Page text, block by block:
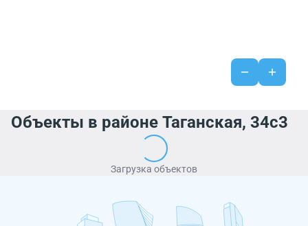
Объекты в районе Таганская, 34с3
Загрузка объектов